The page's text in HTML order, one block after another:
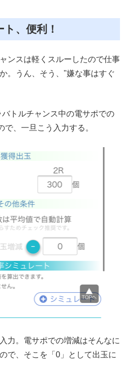
、便利！
ンスは軽くスルーしたので仕事
。うん、そう、"嫌な事はすぐ
トルチャンス中の電サポでの
、一旦こう入力する。
力。電サポでの増減はそんなに
で、そこを「0」として出玉に